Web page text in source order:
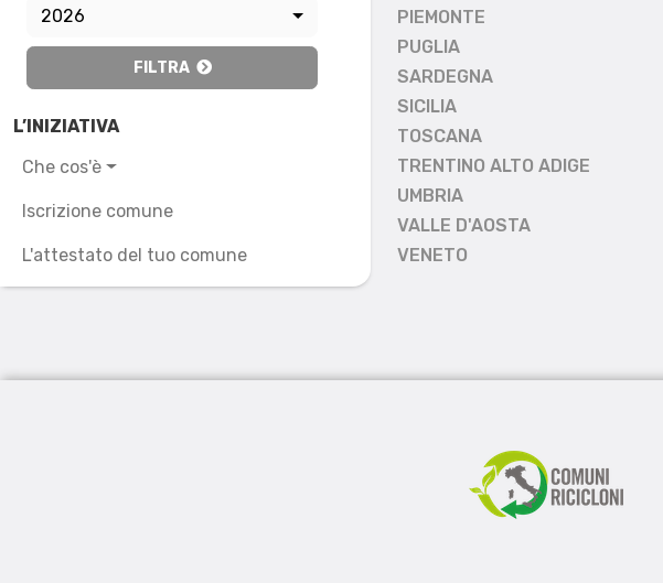
2026
FILTRA
L’INIZIATIVA
Che cos'è
Iscrizione comune
L'attestato del tuo comune
PIEMONTE
PUGLIA
SARDEGNA
SICILIA
TOSCANA
TRENTINO ALTO ADIGE
UMBRIA
VALLE D'AOSTA
VENETO